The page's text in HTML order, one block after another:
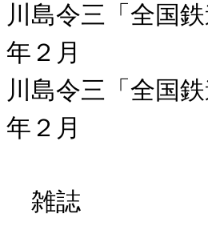
川島令三「全国
年２月
川島令三「全国
年２月
雑誌